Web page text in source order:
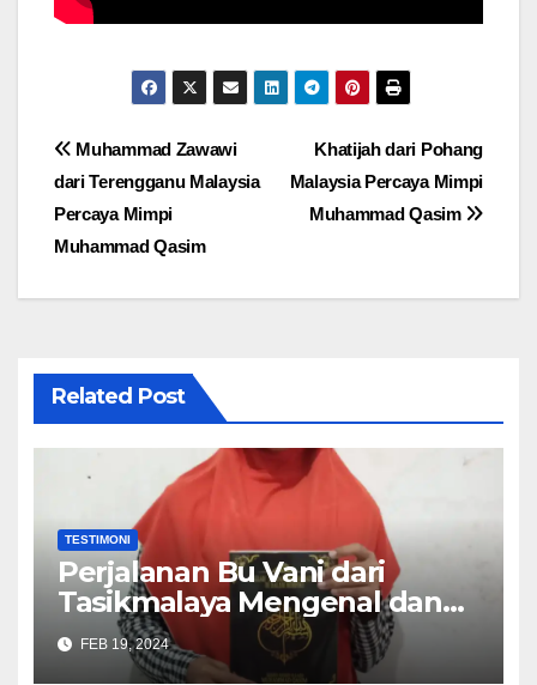
Post
navigation
Khatijah dari Pohang
Malaysia Percaya Mimpi
Muhammad Qasim
Muhammad Zawawi
dari Terengganu Malaysia
Percaya Mimpi
Muhammad Qasim
Related Post
TESTIMONI
Perjalanan Bu Vani dari
Tasikmalaya Mengenal dan
Meyakini Kebenaran Mimpi
Muhammad Qasim
FEB 19, 2024